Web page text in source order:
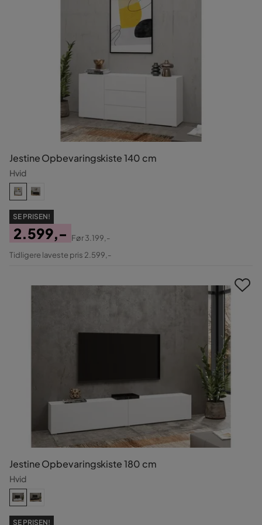
Jestine Opbevaringskiste 140 cm
Hvid
SE PRISEN!
Pris
2.599,-
Original
Før3.199,-
Tidligere laveste pris 2.599,-
Jestine Opbevaringskiste 180 cm
Hvid
SE PRISEN!